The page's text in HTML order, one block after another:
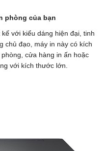
phòng của bạn
với kiểu dáng hiện đại, tinh
chủ đạo, máy in này có kích
cửa hàng in ấn hoặc
với kích thước lớn.